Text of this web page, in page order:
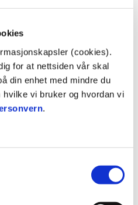
(cookies).
for at nettsiden vår skal
din enhet med mindre du
vi bruker og hvordan vi
.
Kjær, Johansen.